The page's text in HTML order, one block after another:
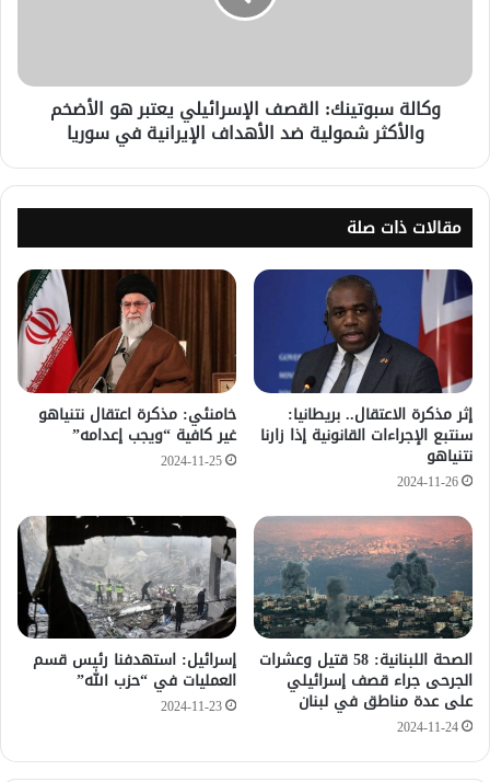
وكالة سبوتينك: القصف الإسرائيلي يعتبر هو الأضخم
والأكثر شمولية ضد الأهداف الإيرانية في سوريا
مقالات ذات صلة
إثر مذكرة الاعتقال.. بريطانيا:
سنتبع الإجراءات القانونية إذا زارنا
نتنياهو
2024-11-26
خامنئي: مذكرة اعتقال نتنياهو
غير كافية “ويجب إعدامه”
2024-11-25
الصحة اللبنانية: 58 قتيل وعشرات
الجرحى جراء قصف إسرائيلي
على عدة مناطق في لبنان
2024-11-24
إسرائيل: استهدفنا رئيس قسم
العمليات في “حزب الله”
2024-11-23